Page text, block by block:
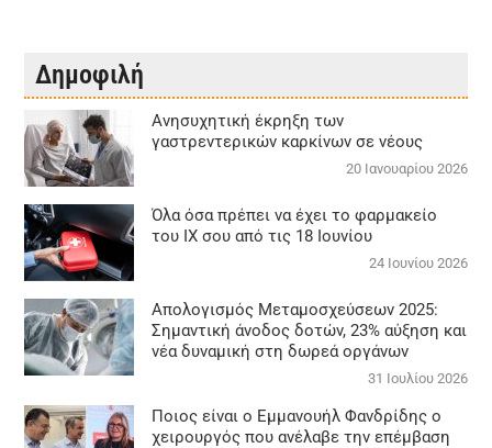
Δημοφιλή
Aνησυχητική έκρηξη των
γαστρεντερικών καρκίνων σε νέους
20 Ιανουαρίου 2026
Όλα όσα πρέπει να έχει το φαρμακείο
του ΙΧ σου από τις 18 Ιουνίου
24 Ιουνίου 2026
Απολογισμός Μεταμοσχεύσεων 2025:
Σημαντική άνοδος δοτών, 23% αύξηση και
νέα δυναμική στη δωρεά οργάνων
31 Ιουλίου 2026
Ποιος είναι ο Εμμανουήλ Φανδρίδης ο
χειρουργός που ανέλαβε την επέμβαση